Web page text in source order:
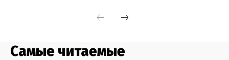
Самые читаемые